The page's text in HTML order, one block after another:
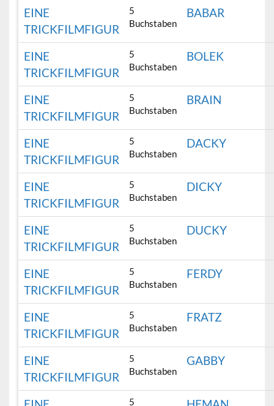
EINE
TRICKFILMFIGUR
5
Buchstaben
BABAR
EINE
TRICKFILMFIGUR
5
Buchstaben
BOLEK
EINE
TRICKFILMFIGUR
5
Buchstaben
BRAIN
EINE
TRICKFILMFIGUR
5
Buchstaben
DACKY
EINE
TRICKFILMFIGUR
5
Buchstaben
DICKY
EINE
TRICKFILMFIGUR
5
Buchstaben
DUCKY
EINE
TRICKFILMFIGUR
5
Buchstaben
FERDY
EINE
TRICKFILMFIGUR
5
Buchstaben
FRATZ
EINE
TRICKFILMFIGUR
5
Buchstaben
GABBY
5